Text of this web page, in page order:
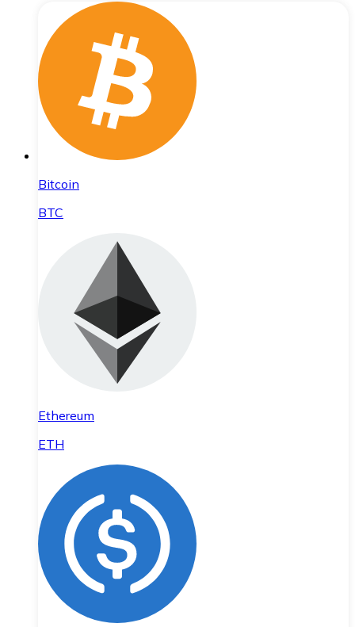
Bitcoin
BTC
Ethereum
ETH